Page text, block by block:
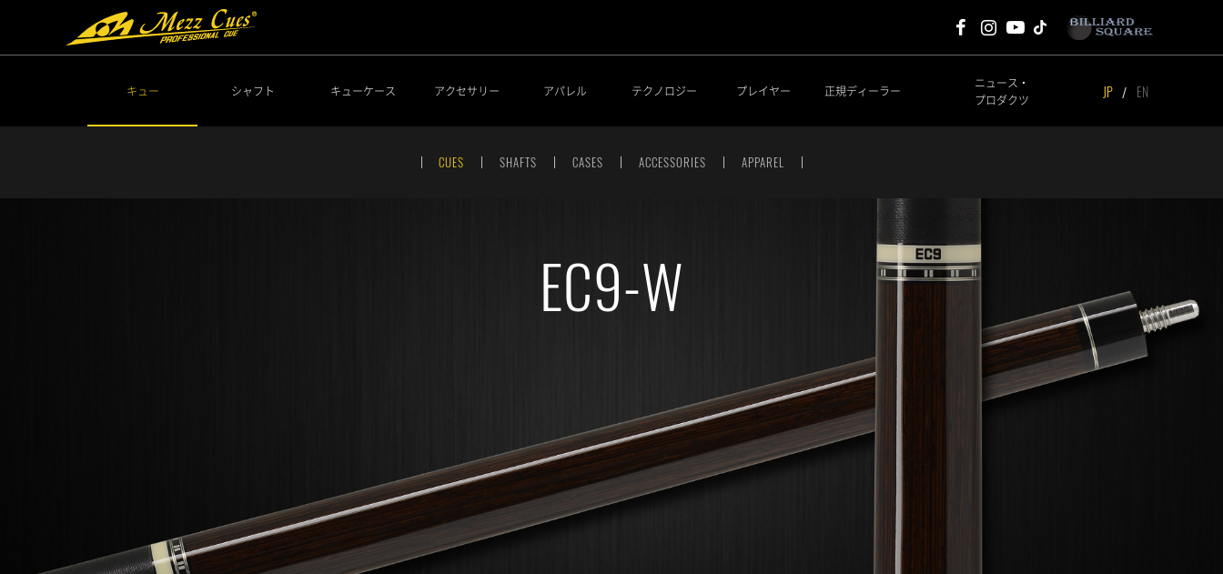
Mezz Cues Facebook
Mezz Cues Instagram
Mezz Cues Youtube
キュー シャフト キューケース アクセサリー アパレル テクノロジー プレイヤー 正規ディーラー
ニュース・
プロダクツ
JP EN
CUES SHAFTS CASES ACCESSORIES APPAREL
EC9-W